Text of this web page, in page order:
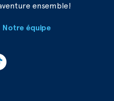
ensemble!
Notre équipe